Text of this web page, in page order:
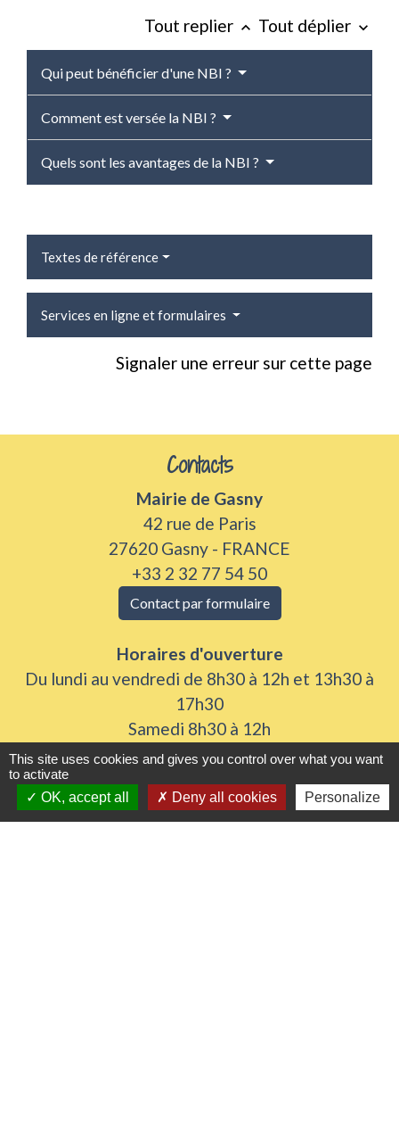
Tout replier keyboard_arrow_up Tout déplier keyboard_arrow_down
Qui peut bénéficier d'une NBI ?
Comment est versée la NBI ?
Quels sont les avantages de la NBI ?
Textes de référence
Services en ligne et formulaires
Signaler une erreur sur cette page
Contacts
Mairie de Gasny
42 rue de Paris
27620 Gasny - FRANCE
+33 2 32 77 54 50
Contact par formulaire
Horaires d'ouverture
Du lundi au vendredi de 8h30 à 12h et 13h30 à
17h30
Samedi 8h30 à 12h
This site uses cookies and gives you control over what you want
to activate
OK, accept all
Deny all cookies Personalize